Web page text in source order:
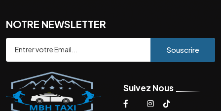
NOTRE NEWSLETTER
Souscrire
Suivez Nous